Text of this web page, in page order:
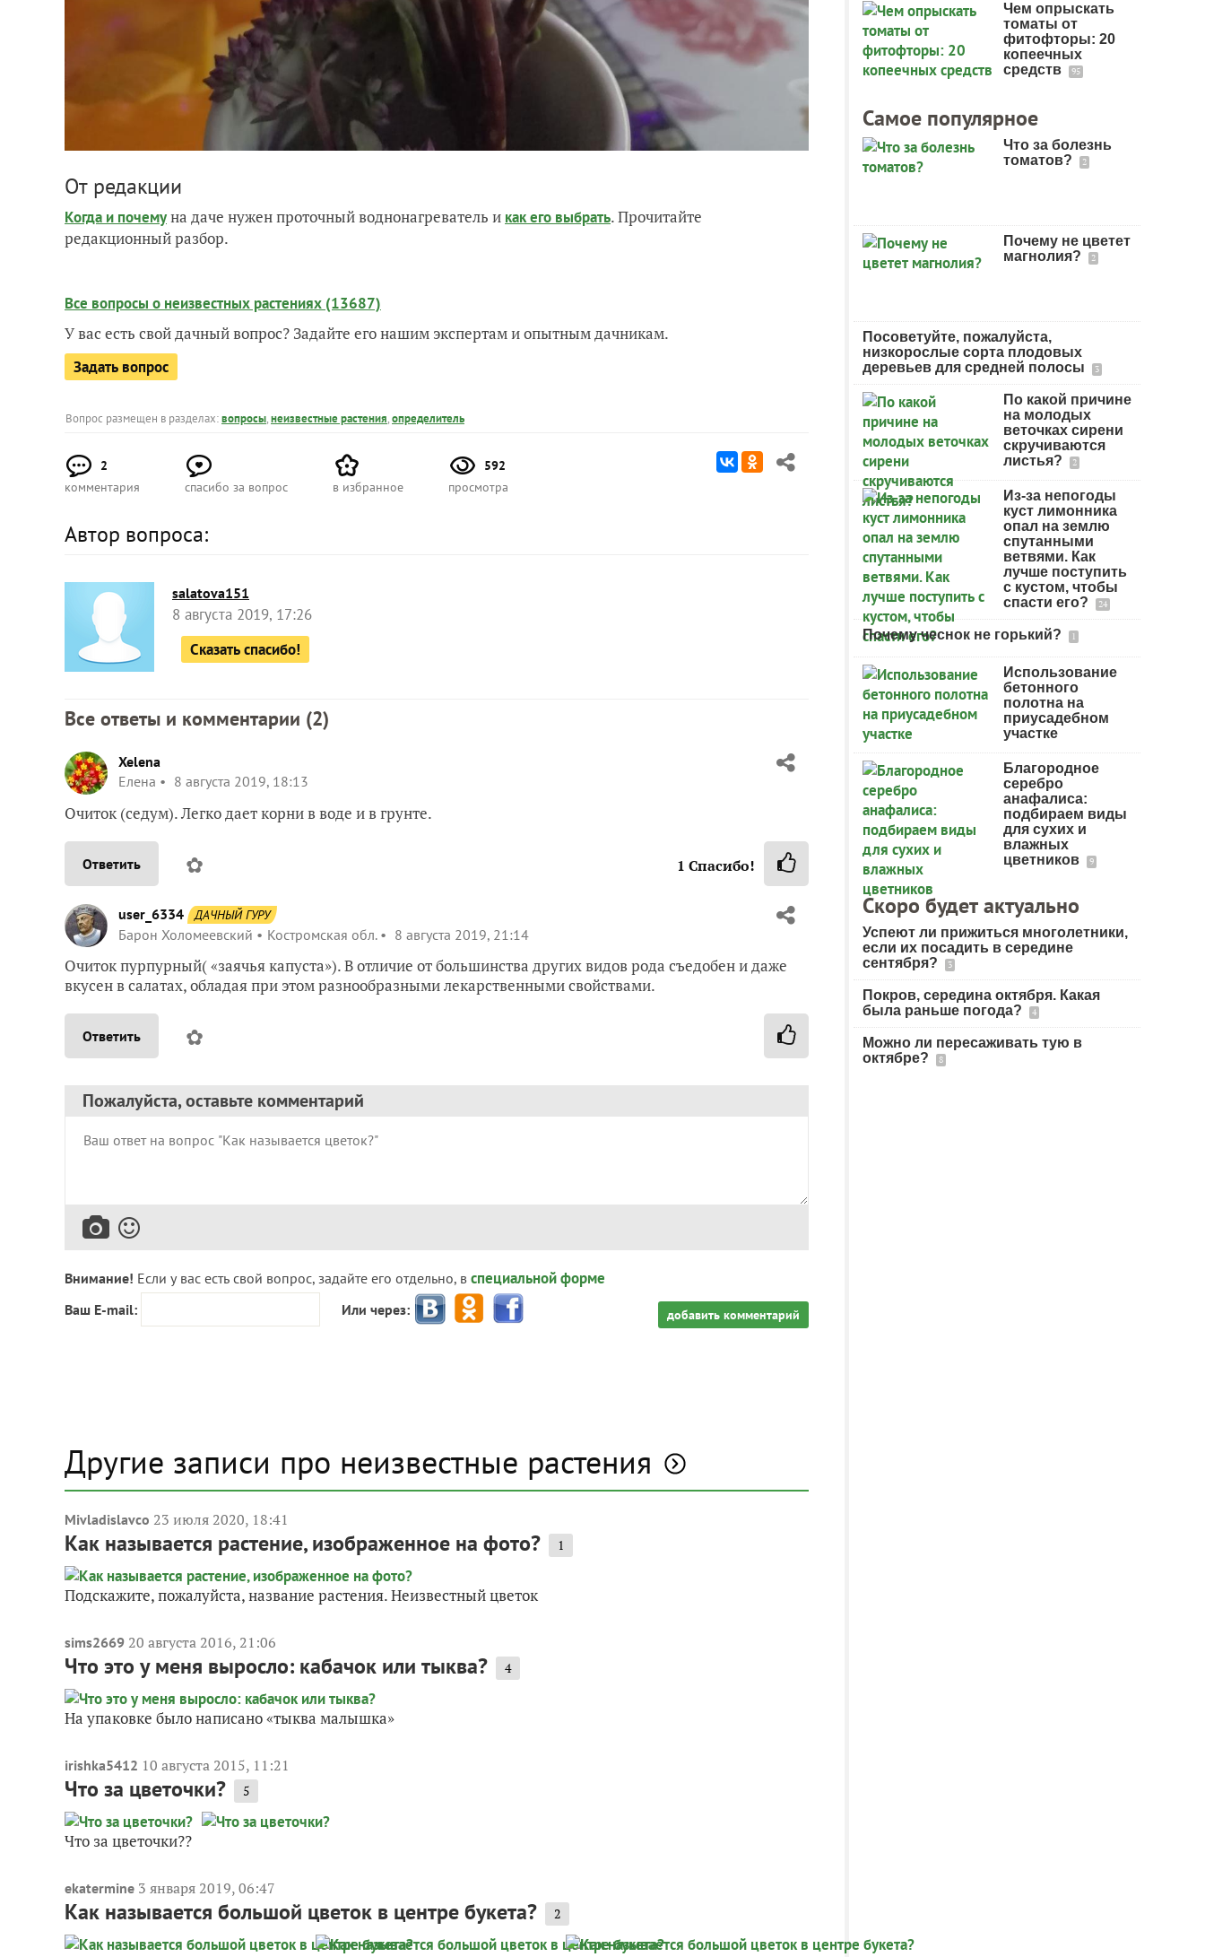
От редакции
Когда и почемуна даче нужен проточный воднонагреватель и как его выбрать. Прочитайте
редакционный разбор.
Все вопросы о неизвестных растениях (13687)
У вас есть свой дачный вопрос? Задайте его нашим экспертам и опытным дачникам.
Задать вопрос
Вопрос размещен в разделах:вопросы,неизвестные растения,определитель
2
комментария
спасибо за вопрос в избранное
592
просмотра
Автор вопроса:
salatova151
8 августа 2019, 17:26
Сказать спасибо!
Все ответы и комментарии (2)
Xelena
Елена
8 августа 2019, 18:13
Очиток (седум). Легко дает корни в воде и в грунте.
Ответить ✿ 1 Спасибо!
user_6334 ДАЧНЫЙ ГУРУ
Барон Холомеевский Костромская обл. 8 августа 2019, 21:14
Очиток пурпурный( «заячья капуста»). В отличие от большинства других видов рода съедобен и даже
вкусен в салатах, обладая при этом разнообразными лекарственными свойствами.
Ответить ✿
Пожалуйста, оставьте комментарий
Внимание! Если у вас есть свой вопрос, задайте его отдельно, в специальной форме
Ваш E-mail: Или через: добавить комментарий
Другие записи про неизвестные растения
Mivladislavco 23 июля 2020, 18:41
Как называется растение, изображенное на фото? 1
Подскажите, пожалуйста, название растения. Неизвестный цветок
sims2669 20 августа 2016, 21:06
Что это у меня выросло: кабачок или тыква? 4
На упаковке было написано «тыква малышка»
irishka5412 10 августа 2015, 11:21
Что за цветочки? 5
Что за цветочки??
ekatermine 3 января 2019, 06:47
Как называется большой цветок в центре букета? 2
Чем опрыскать
томаты от
фитофторы: 20
копеечных
средств
95
Самое популярное
Что за болезнь
томатов?
2
Почему не цветет
магнолия?
2
Посоветуйте, пожалуйста,
низкорослые сорта плодовых
деревьев для средней полосы
3
По какой причине
на молодых
веточках сирени
скручиваются
листья?
2
Из-за непогоды
куст лимонника
опал на землю
спутанными
ветвями. Как
лучше поступить
с кустом, чтобы
спасти его?
24
Почему чеснок не горький? 1
Использование
бетонного
полотна на
приусадебном
участке
Благородное
серебро
анафалиса:
подбираем виды
для сухих и
влажных
цветников
9
Скоро будет актуально
Успеют ли прижиться многолетники,
если их посадить в середине
сентября?
3
Покров, середина октября. Какая
была раньше погода?
4
Можно ли пересаживать тую в
октябре?
8